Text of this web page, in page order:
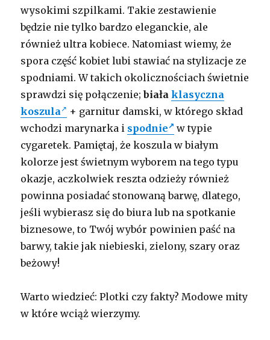
wysokimi szpilkami. Takie zestawienie
będzie nie tylko bardzo eleganckie, ale
również ultra kobiece. Natomiast wiemy, że
spora część kobiet lubi stawiać na stylizacje ze
spodniami. W takich okolicznościach świetnie
sprawdzi się połączenie;białaklasyczna
koszula
+ garnitur damski, w którego skład
wchodzi marynarka i spodnie
w typie
cygaretek. Pamiętaj, że koszula w białym
kolorze jest świetnym wyborem na tego typu
okazje, aczkolwiek reszta odzieży również
powinna posiadać stonowaną barwę, dlatego,
jeśli wybierasz się do biura lub na spotkanie
biznesowe, to Twój wybór powinien paść na
barwy, takie jak niebieski, zielony, szary oraz
beżowy!
Warto wiedzieć: Plotki czy fakty? Modowe mity
w które wciąż wierzymy.